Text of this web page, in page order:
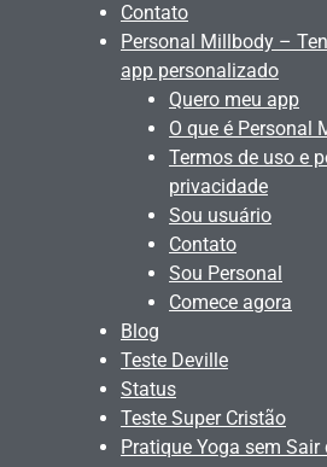
Contato
Personal Millbody –
app personalizado
Quero meu app
O que é Personal
Termos de uso e
privacidade
Sou usuário
Contato
Sou Personal
Comece agora
Blog
Teste Deville
Status
Teste Super Cristão
Pratique Yoga sem Sair